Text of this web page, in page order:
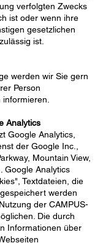
verfolgten Zwecks
ist oder wenn ihre
gesetzlichen
ist.
werden wir Sie gern
Person
Analytics
Google Analytics,
der Google Inc.,
Mountain View,
Google Analytics
Textdateien, die
werden
der CAMPUS-
Die durch
Informationen über